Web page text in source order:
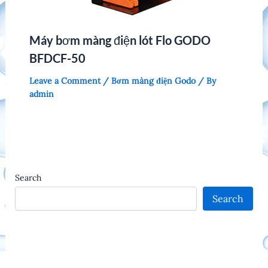
Search
Search
Máy bơm màng điện lót Flo GODO
BFDCF-50
Leave a Comment / Bơm màng điện Godo/ By
admin